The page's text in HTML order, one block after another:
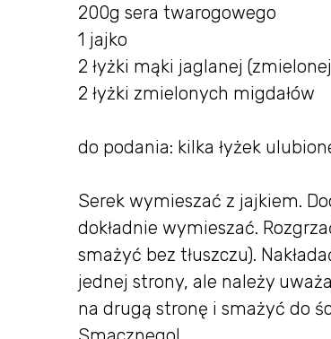
200g sera twarogowego
1 jajko
2 łyżki mąki jaglanej
2 łyżki zmielonych migdałów
do podania: kilka łyżek
Serek wymieszać z jajkiem.
dokładnie wymieszać.
smażyć bez tłuszczu).
jednej strony, ale należy
na drugą stronę i smażyć do